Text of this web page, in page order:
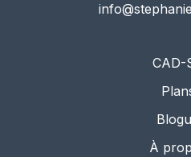
CAD-
À